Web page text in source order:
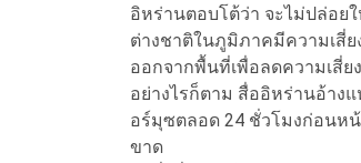
อิหร่านตอบโต้ว่า จะไม่ปล่อย
ต่างชาติในภูมิภาคมีความเสี่ย
ออกจากพื้นที่เพื่อลดความเสี่ยง
อย่างไรก็ตาม สื่ออิหร่านอ้าง
อร์มุซตลอด 24 ชั่วโมงก่อนห
ขาด